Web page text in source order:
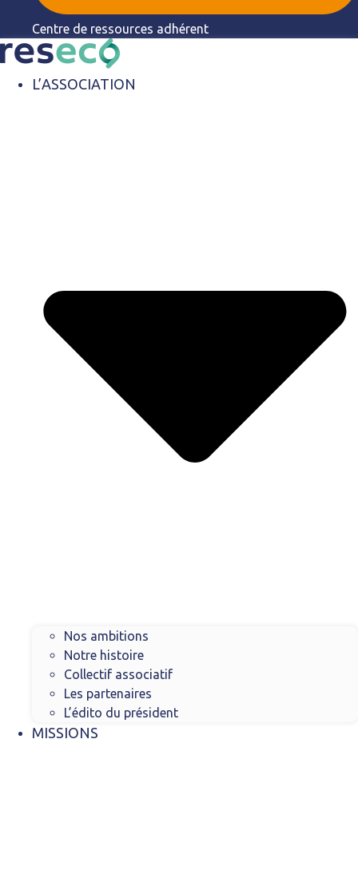
Centre de ressources adhérent
L’ASSOCIATION
Nos ambitions
Notre histoire
Collectif associatif
Les partenaires
L’édito du président
MISSIONS